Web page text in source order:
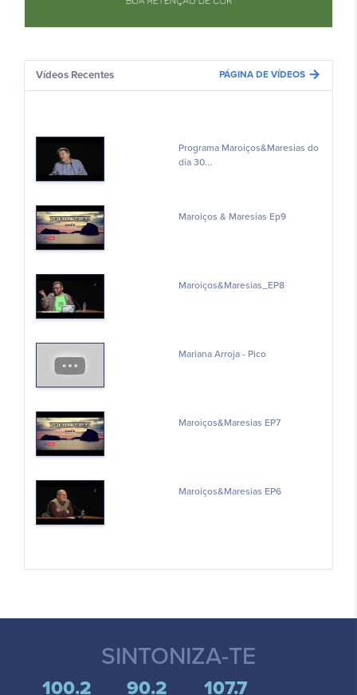
Vídeos Recentes PÁGINA DE VÍDEOS arrow_forward
Programa Maroiços&Maresias do
dia 30...
Maroiços & Maresias Ep9
Maroiços&Maresias_EP8
Mariana Arroja - Pico
Maroiços&Maresias EP7
Maroiços&Maresias EP6
SINTONIZA-TE
100.2 90.2 107.7